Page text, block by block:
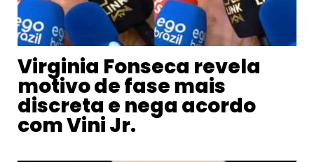
Virginia Fonseca revela
motivo de fase mais
discreta e nega acordo
com Vini Jr.